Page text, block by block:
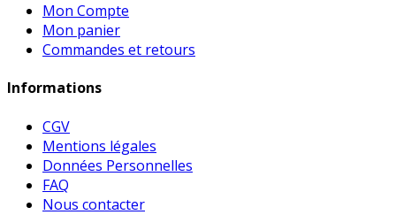
Mon Compte
Mon panier
Commandes et retours
Informations
CGV
Mentions légales
Données Personnelles
FAQ
Nous contacter